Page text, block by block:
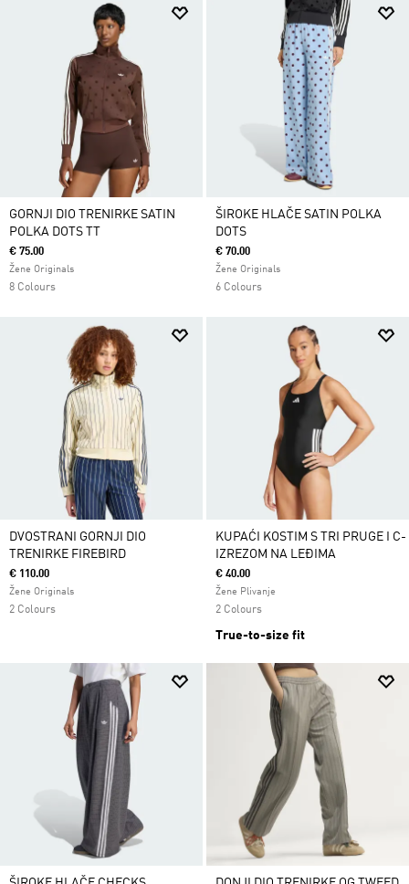
GORNJI DIO TRENIRKE SATIN
POLKA DOTS TT
€ 75.00
Žene Originals
8 Colours
ŠIROKE HLAČE SATIN POLKA
DOTS
€ 70.00
Žene Originals
6 Colours
DVOSTRANI GORNJI DIO
TRENIRKE FIREBIRD
€ 110.00
Žene Originals
2 Colours
KUPAĆI KOSTIM S TRI PRUGE I C-
IZREZOM NA LEĐIMA
€ 40.00
Žene Plivanje
2 Colours
True-to-size fit